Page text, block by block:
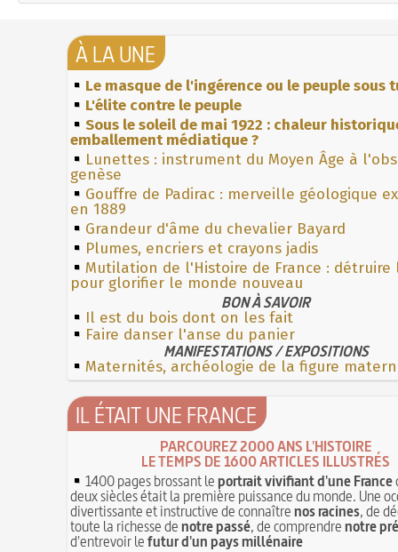
À LA UNE
Le masque de l'ingérence ou le peuple sous
L'élite contre le peuple
Sous le soleil de mai 1922 : chaleur
emballement médiatique ?
Lunettes : instrument du Moyen Âge à
genèse
Gouffre de Padirac : merveille géologique
en 1889
Grandeur d'âme du chevalier Bayard
Plumes, encriers et crayons jadis
Mutilation de l'Histoire de France : détruire
pour glorifier le monde nouveau
BON À SAVOIR
Il est du bois dont on les fait
Faire danser l'anse du panier
MANIFESTATIONS / EXPOSITIONS
Maternités, archéologie de la figure
IL ÉTAIT UNE FRANCE
PARCOUREZ 2000 ANS L'HISTOIRE
LE TEMPS DE 1600 ARTICLES ILLUSTRÉS
1400 pages brossant leportrait vivifiant d'une France
deux siècles était la première puissance du monde. Une
divertissante et instructive de connaîtrenos racines, de
toute la richesse denotre passé, de comprendrenotre
d'entrevoir lefutur d'un pays millénaire